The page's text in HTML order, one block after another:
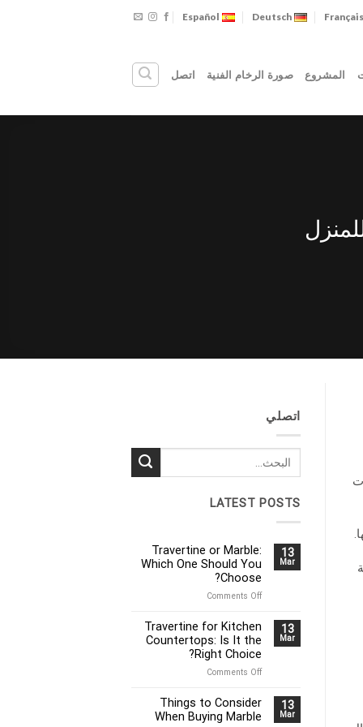
Français
Deutsch
Español
المشروع صورة الرخام الفنية اتصل
اتصلي
LATEST POSTS
13
Mar
Travertine or Marble:
Which One Should You
Choose?
Comments Off
on
or
Which
One
Should
Choose?
13
Mar
Travertine for Kitchen
Countertops: Is It the
Right Choice?
Comments Off
on
for
Kitchen
Countertops:
13
Mar
Things to Consider
When Buying Marble